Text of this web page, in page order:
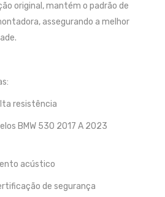
original, mantém o padrão de
assegurando a melhor
resistência
BMW 530 2017 A 2023
acústico
de segurança